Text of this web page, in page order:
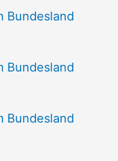
Bundesland
Bundesland
Bundesland